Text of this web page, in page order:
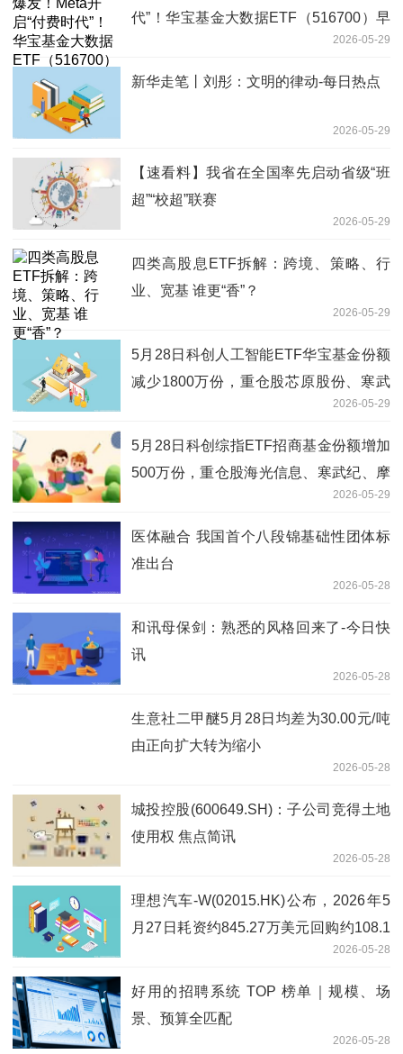
代”！华宝基金大数据ETF（516700）早
2026-05-29
新华走笔丨刘彤：文明的律动-每日热点
2026-05-29
【速看料】我省在全国率先启动省级“班
超”“校超”联赛
2026-05-29
四类高股息ETF拆解：跨境、策略、行
业、宽基 谁更“香”？
2026-05-29
5月28日科创人工智能ETF华宝基金份额
减少1800万份，重仓股芯原股份、寒武
2026-05-29
5月28日科创综指ETF招商基金份额增加
500万份，重仓股海光信息、寒武纪、摩
2026-05-29
医体融合 我国首个八段锦基础性团体标
准出台
2026-05-28
和讯母保剑：熟悉的风格回来了-今日快
讯
2026-05-28
生意社二甲醚5月28日均差为30.00元/吨
由正向扩大转为缩小
2026-05-28
城投控股(600649.SH)：子公司竞得土地
使用权 焦点简讯
2026-05-28
理想汽车-W(02015.HK)公布，2026年5
月27日耗资约845.27万美元回购约108.1
2026-05-28
好用的招聘系统 TOP 榜单｜规模、场
景、预算全匹配
2026-05-28